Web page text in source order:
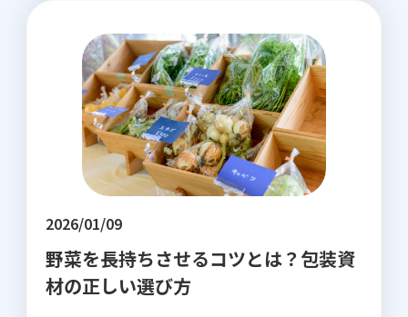
2026/01/09
野菜を長持ちさせるコツとは？包装資
材の正しい選び方